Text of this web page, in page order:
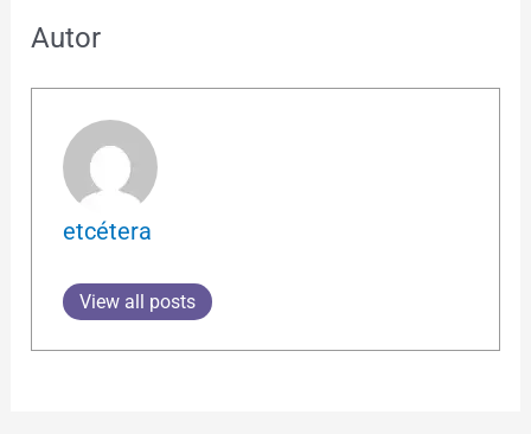
Autor
etcétera
View all posts